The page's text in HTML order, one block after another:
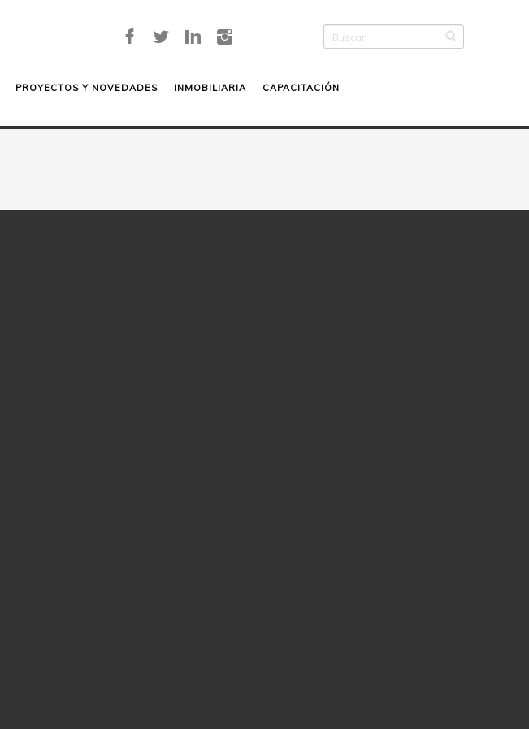
PROYECTOS Y NOVEDADES INMOBILIARIA CAPACITACIÓN